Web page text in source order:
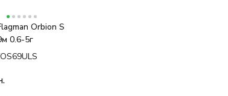
Orbion S
0.6-5г